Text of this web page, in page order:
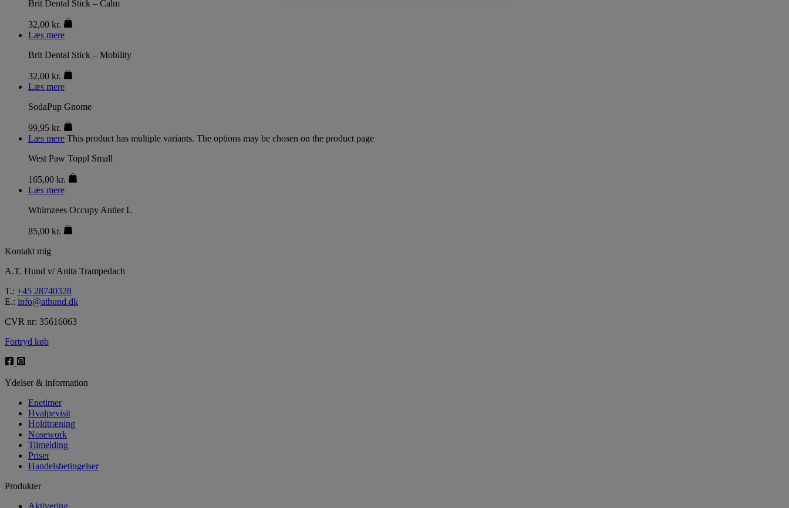
Brit Dental Stick – Calm
32,00 kr.
Læs mere
Brit Dental Stick – Mobility
32,00 kr.
Læs mere
SodaPup Gnome
99,95 kr.
Læs mere This product has multiple variants. The options may be chosen on the product page
West Paw Toppl Small
165,00 kr.
Læs mere
Whimzees Occupy Antler L
85,00 kr.
Kontakt mig
A.T. Hund v/ Anita Trampedach
T.: +45 28740328
E.: info@athund.dk
CVR nr: 35616063
Fortryd køb
Ydelser & information
Enetimer
Hvalpevisit
Holdtræning
Nosework
Tilmelding
Priser
Handelsbetingelser
Produkter